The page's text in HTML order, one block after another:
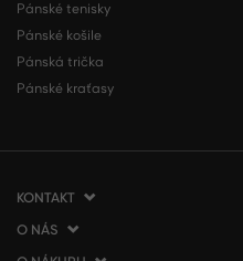
Pánské tenisky
Pánské košile
Pánská trička
Pánské kraťasy
KONTAKT
VERMONT Services Slovakia s. r. o.
Vlčie hrdlo 53
O NÁS